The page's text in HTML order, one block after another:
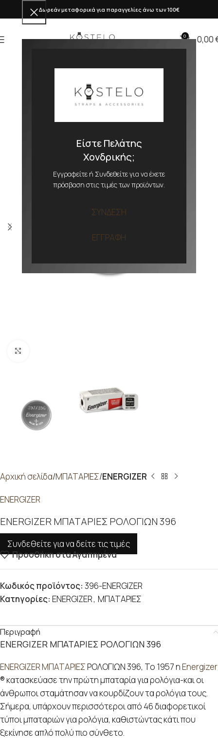
Είστε Πελάτης
Χονδρικής;
Εγγραφείτε ή Συνδεθείτε για να έχετε
πρόσβαση στις τιμές των προϊόντων.
ΣΥΝΔΕΣΗ
ΕΓΓΡΑΦΗ
Δωρεάν μεταφορικά για παραγγελίες άνω των 100€
0 0,00
Αρχική σελίδα ΜΠΑΤΑΡΙΕΣ ENERGIZER
ENERGIZER
ENERGIZER ΜΠΑΤΑΡΙΕΣ ΡΟΛΟΓΙΩΝ 396
Συνδεθείτε για να δείτε τις τιμές
Προσθήκη στα Αγαπημένα
Κωδικός προϊόντος: 396-ENERGIZER
Κατηγορίες: ENERGIZER, ΜΠΑΤΑΡΙΕΣ
Περιγραφή
ENERGIZER ΜΠΑΤΑΡΙΕΣ ΡΟΛΟΓΙΩΝ 396
ENERGIZER ΜΠΑΤΑΡΙΕΣΡΟΛΟΓΙΩΝ 396, Το 1957 ηEnergizer
® κατασκεύασε την πρώτη μπαταρία για ρολόγια-και οι
άνθρωποι σταμάτησαν να κουρδίζουν τα ρολόγια τους.
Σήμερα, υπάρχουν περισσότεροι από 46 διαφορετικοί
τύποι μπαταριών για ρολόγια, καθιστώντας κάτι που
ξεκίνησε απλό πολύ πιο σύνθετο.